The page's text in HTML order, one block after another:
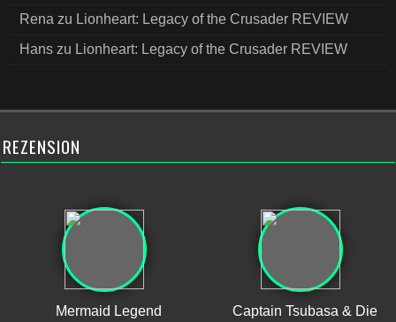
Rena zu Lionheart: Legacy of the Crusader REVIEW
Hans zu Lionheart: Legacy of the Crusader REVIEW
REZENSION
Mermaid Legend
Captain Tsubasa & Die